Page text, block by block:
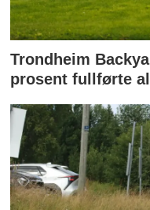
Trondheim
prosent fullførte